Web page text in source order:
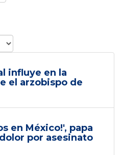
influye en la
el arzobispo de
en México!', papa
por asesinato